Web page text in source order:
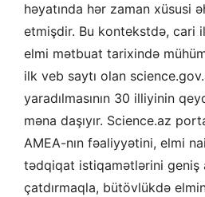
həyatında hər zaman xüsusi
etmişdir. Bu kontekstdə, cari
elmi mətbuat tarixində
ilk veb saytı olan
yaradılmasının 30 illiyinin
məna daşıyır. Science.az
AMEA-nın fəaliyyətini, elmi
tədqiqat istiqamətlərini geniş
çatdırmaqla, bütövlükdə